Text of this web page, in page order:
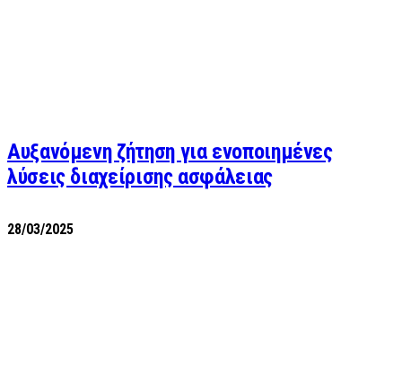
Αυξανόμενη ζήτηση για ενοποιημένες
λύσεις διαχείρισης ασφάλειας
28/03/2025